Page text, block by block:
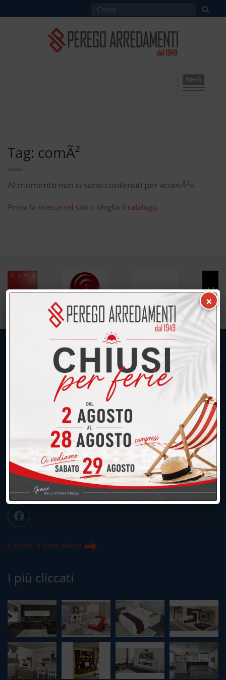
Menù
Tag: comÃ²
Al momento non ci sono contenuti per «comÃ²».
Prova la ricerca nel sito o sfoglia il catalogo.
UNICA SEDE: CALCO (Lecco)
039.677.2778
039.677.2778
info@peregoarredamenti.it
ORARI: 09.00/12.00 - 15.00/19.15
Chiuso domenica e lunedì mattina
Contatti e Dove siamo
I più cliccati
×